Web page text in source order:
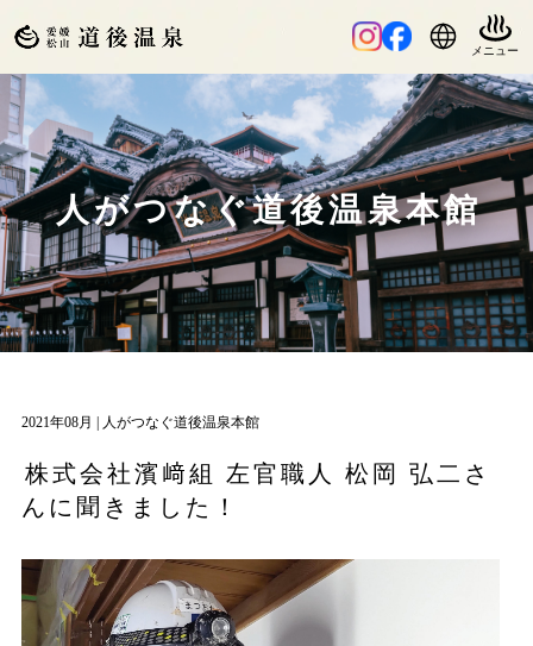
人がつなぐ道後温泉本館
2021年08月 | 人がつなぐ道後温泉本館
株式会社濱﨑組 左官職人 松岡 弘二さ
んに聞きました！